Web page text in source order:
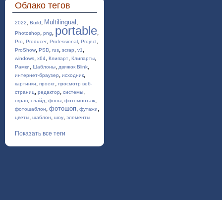
Облако тегов
2022, Build, Multilingual ,
Photoshop, png, portable,
Pro, Producer, Professional, Project,
ProShow, PSD, rus, scrap, v1 ,
windows, x64, Клипарт, Клипарты,
Рамки, Шаблоны, движок Blink,
интернет-браузер, исходник,
картинки, проект, просмотр веб-
страниц, редактор, системы,
скрап, слайд, фоны, фотомонтаж,
фотошаблон, фотошоп, футажи,
цветы, шаблон, шоу, элементы
Показать все теги